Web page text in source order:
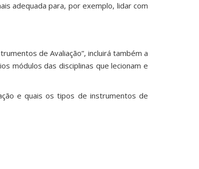
adequada para, por exemplo, lidar com
de Avaliação”, incluirá também a
módulos das disciplinas que lecionam e
e quais os tipos de instrumentos de